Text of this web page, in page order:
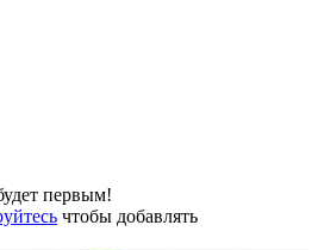
первым!
чтобы добавлять